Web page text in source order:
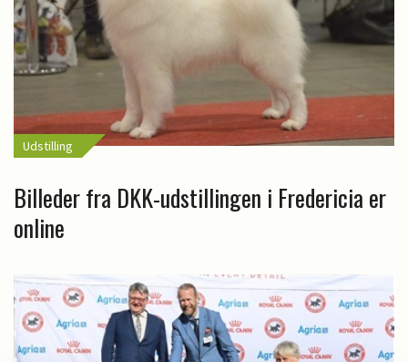
Udstilling
Billeder fra DKK-udstillingen i Fredericia er
online